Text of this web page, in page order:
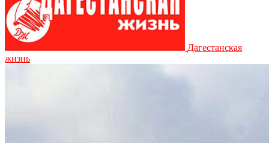
Дагестанская
жизнь